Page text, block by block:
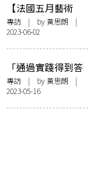
【法國五月藝術
節】訪《美麗的陌
生人》藝術總監尼
古拉・卡森鮑姆：
「一把聲音，能代
表成千上萬角色」
專訪 | by 黃思朗 |
2023-06-02
「通過實踐得到答
案，就是要你心甘
命抵」——訪《命
案》林家棟
專訪 | by 黃思朗 |
2023-05-16